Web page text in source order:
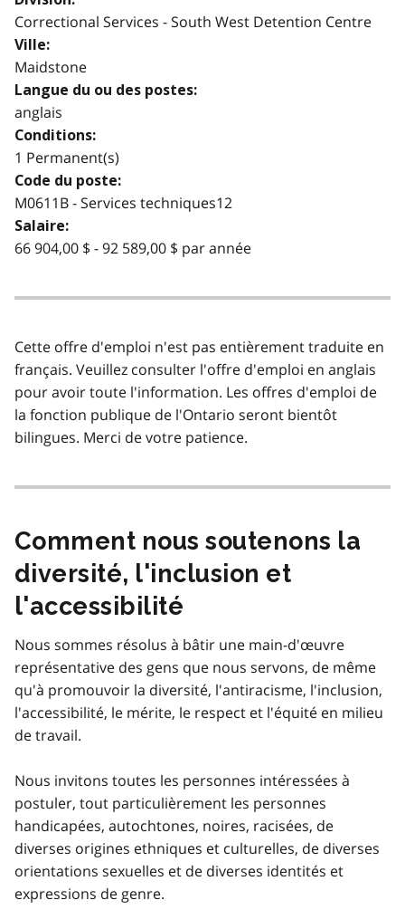
Correctional Services - South West Detention Centre
Ville:
Maidstone
Langue du ou des postes:
anglais
Conditions:
1 Permanent(s)
Code du poste:
M0611B - Services techniques12
Salaire:
66 904,00 $ - 92 589,00 $ par année
Cette offre d'emploi n'est pas entièrement traduite en
français. Veuillez consulter l'offre d'emploi en anglais
pour avoir toute l'information. Les offres d'emploi de
la fonction publique de l'Ontario seront bientôt
bilingues. Merci de votre patience.
Comment nous soutenons la
diversité, l'inclusion et
l'accessibilité
Nous sommes résolus à bâtir une main-d'œuvre
représentative des gens que nous servons, de même
qu'à promouvoir la diversité, l'antiracisme, l'inclusion,
l'accessibilité, le mérite, le respect et l'équité en milieu
de travail.
Nous invitons toutes les personnes intéressées à
postuler, tout particulièrement les personnes
handicapées, autochtones, noires, racisées, de
diverses origines ethniques et culturelles, de diverses
orientations sexuelles et de diverses identités et
expressions de genre.